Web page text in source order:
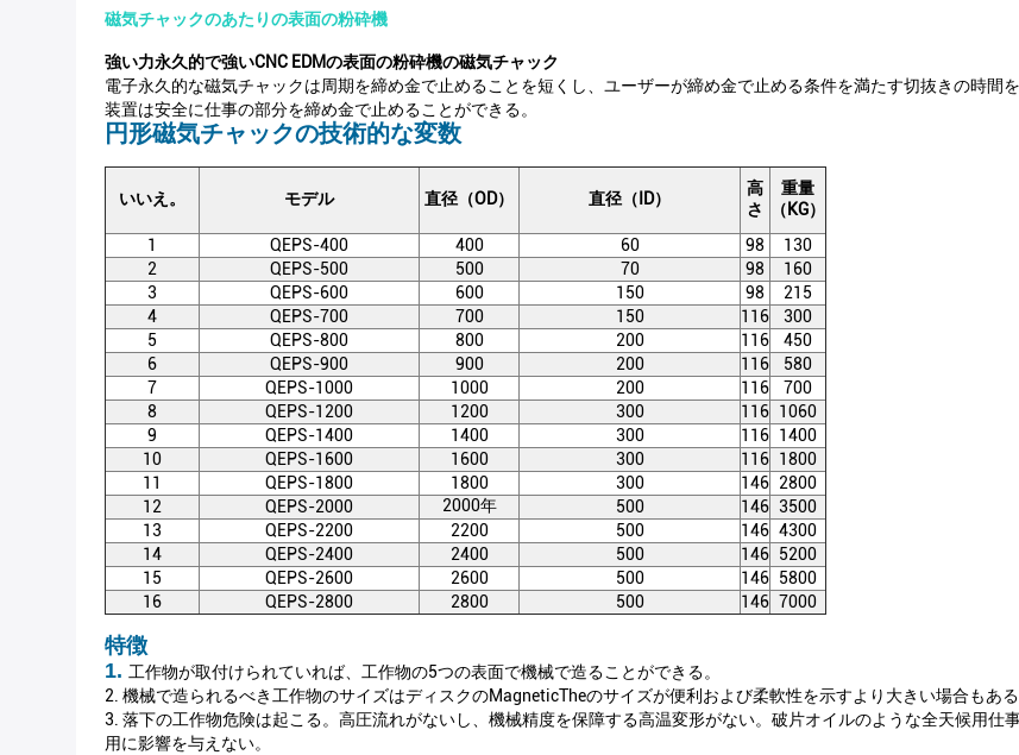
磁気チャックのあたりの表面の粉砕機
強い力永久的で強いCNC EDMの表面の粉砕機の磁気チャック
電子永久的な磁気チャックは周期を締め金で止めることを短くし、ユーザーが締め金で止める条件を満たす切抜きの時間
装置は安全に仕事の部分を締め金で止めることができる。
円形磁気チャックの技術的な変数
いいえ。 モデル 直径（OD） 直径（ID）
高
さ
重量
（KG）
1
QEPS-400 400 60 98
130
2
QEPS-500 500 70 98
160
3
QEPS-600 600 150 98
215
4
QEPS-700 700 150 116
300
5
QEPS-800 800 200 116
450
6
QEPS-900 900 200 116
580
7
QEPS-1000 1000 200 116
700
8
QEPS-1200 1200 300 116 1060
9
QEPS-1400 1400 300 116 1400
10
QEPS-1600 1600 300 116 1800
11
QEPS-1800 1800 300 146 2800
12
QEPS-2000 2000年 500 146 3500
13
QEPS-2200 2200 500 146 4300
14
QEPS-2400 2400 500 146 5200
15
QEPS-2600 2600 500 146 5800
16
QEPS-2800 2800 500 146 7000
特徴
1. 工作物が取付けられていれば、工作物の5つの表面で機械で造ることができる。
2. 機械で造られるべき工作物のサイズはディスクのmagneticTheのサイズが便利および柔軟性を示すより大きい場合もある
3. 落下の工作物危険は起こる。高圧流れがないし、機械精度を保障する高温変形がない。破片オイルのような全天候用仕
用に影響を与えない。